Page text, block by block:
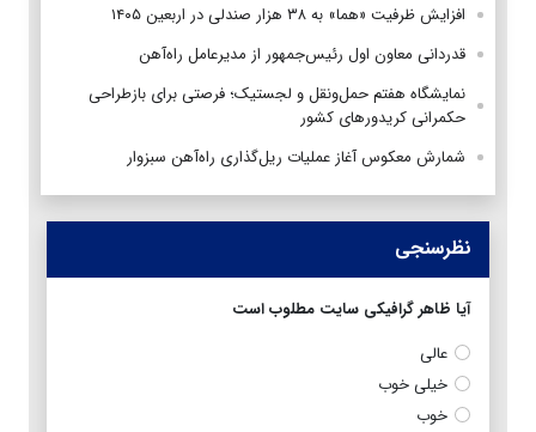
افزایش ظرفیت «هما» به ۳۸ هزار صندلی در اربعین ۱۴۰۵
قدردانی معاون اول رئیس‌جمهور از مدیرعامل راه‌آهن
نمایشگاه هفتم حمل‌ونقل و لجستیک؛ فرصتی برای بازطراحی
حکمرانی کریدورهای کشور
شمارش معکوس آغاز عملیات ریل‌گذاری راه‌آهن سبزوار
نظرسنجی
آیا ظاهر گرافیکی سایت مطلوب است
عالی
خیلی خوب
خوب